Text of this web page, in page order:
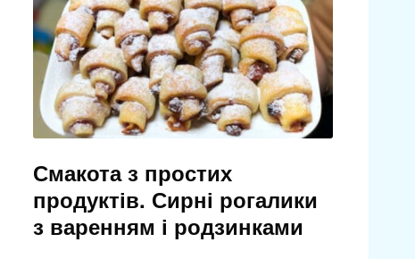
Смакота з простих
продуктів. Сирні рогалики
з варенням і родзинками